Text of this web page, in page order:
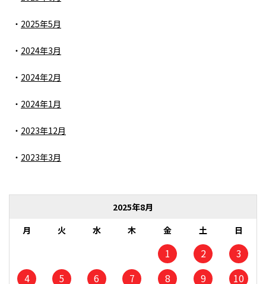
2025年5月
2024年3月
2024年2月
2024年1月
2023年12月
2023年3月
2025年8月
月
火 水 木 金 土 日
1 2
3
4
5 6 7 8 9 10